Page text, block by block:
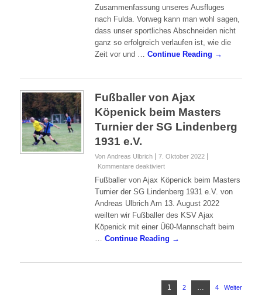
Kommentare deaktiviert für
Hallenturnier
Fulda
am
11.02.2023
Moinsen Ajaxe, hier eine kleine
Zusammenfassung unseres Ausfluges
nach Fulda. Vorweg kann man wohl sagen,
dass unser sportliches Abschneiden nicht
Zeit vor und …Continue Reading →
Fußballer von Ajax
Köpenick beim Masters
1931 e.V.
Von Andreas Ulbrich
7. Oktober 2022
Kommentare deaktiviertfür
Fußballer
Ajax
Köpenick
beim
Lindenberg
Fußballer von Ajax Köpenick beim Masters
Turnier der SG Lindenberg 1931 e.V. von
Andreas Ulbrich Am 13. August 2022
weilten wir Fußballer des KSV Ajax
…Continue Reading →